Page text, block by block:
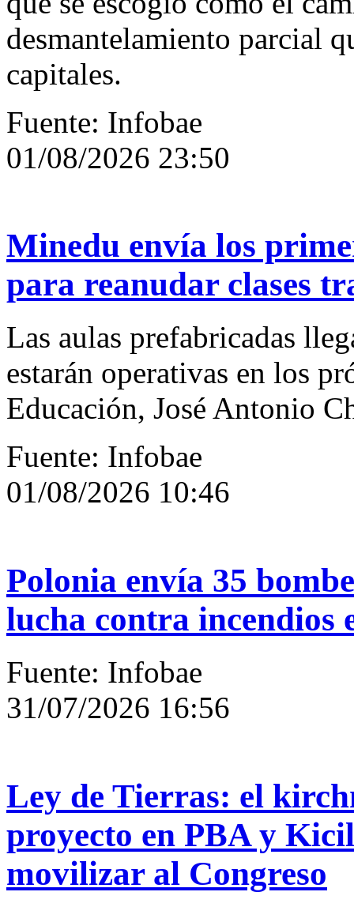
desmantelamiento parcial
capitales.
Fuente: Infobae
01/08/2026 23:50
Minedu envía los
para reanudar clases
Las aulas prefabricadas
estarán operativas en los
Educación, José Antonio
Fuente: Infobae
01/08/2026 10:46
Polonia envía 35
lucha contra incendios
Fuente: Infobae
31/07/2026 16:56
Ley de Tierras: el
proyecto en PBA y
movilizar al Congreso